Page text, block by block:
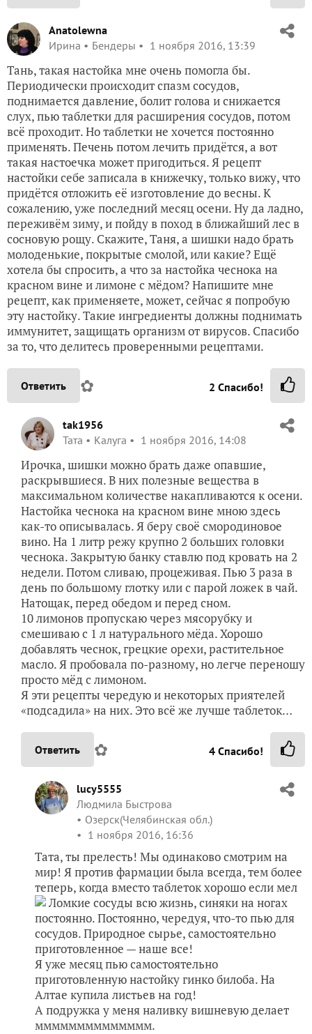
Anatolewna
Ирина
Бендеры 1 ноября 2016, 13:39
Тань, такая настойка мне очень помогла бы.
Периодически происходит спазм сосудов,
поднимается давление, болит голова и снижается
слух, пью таблетки для расширения сосудов, потом
всё проходит. Но таблетки не хочется постоянно
применять. Печень потом лечить придётся, а вот
такая настоечка может пригодиться. Я рецепт
настойки себе записала в книжечку, только вижу, что
придётся отложить её изготовление до весны. К
сожалению, уже последний месяц осени. Ну да ладно,
переживём зиму, и пойду в поход в ближайший лес в
сосновую рощу. Скажите, Таня, а шишки надо брать
молоденькие, покрытые смолой, или какие? Ещё
хотела бы спросить, а что за настойка чеснока на
красном вине и лимоне с мёдом? Напишите мне
рецепт, как применяете, может, сейчас я попробую
эту настойку. Такие ингредиенты должны поднимать
иммунитет, защищать организм от вирусов. Спасибо
за то, что делитесь проверенными рецептами.
Ответить ✿ 2 Спасибо!
tak1956
Taта
Калуга 1 ноября 2016, 14:08
Ирочка, шишки можно брать даже опавшие,
раскрывшиеся. В них полезные вещества в
максимальном количестве накапливаются к осени.
Настойка чеснока на красном вине мною здесь
как-то описывалась. Я беру своё смородиновое
вино. На 1 литр режу крупно 2 больших головки
чеснока. Закрытую банку ставлю под кровать на 2
недели. Потом сливаю, процеживая. Пью 3 раза в
день по большому глотку или с парой ложек в чай.
Натощак, перед обедом и перед сном.
10 лимонов пропускаю через мясорубку и
смешиваю с 1 л натурального мёда. Хорошо
добавлять чеснок, грецкие орехи, растительное
масло. Я пробовала по-разному, но легче переношу
просто мёд с лимоном.
Я эти рецепты чередую и некоторых приятелей
«подсадила» на них. Это всё же лучше таблеток…
Ответить ✿ 4 Спасибо!
lucy5555
Людмила Быстрова
Озерск(Челябинская обл.)
1 ноября 2016, 16:36
Тата, ты прелесть! Мы одинаково смотрим на
мир! Я против фармации была всегда, тем более
теперь, когда вместо таблеток хорошо если мел
Ломкие сосуды всю жизнь, синяки на ногах
постоянно. Постоянно, чередуя, что-то пью для
сосудов. Природное сырье, самостоятельно
приготовленное — наше все!
Я уже месяц пью самостоятельно
приготовленную настойку гинко билоба. На
Алтае купила листьев на год!
А подружка у меня наливку вишневую делает
мммммммммммммм.